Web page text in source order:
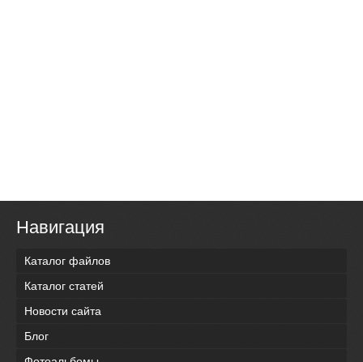
Навигация
Каталог файлов
Каталог статей
Новости сайта
Блог